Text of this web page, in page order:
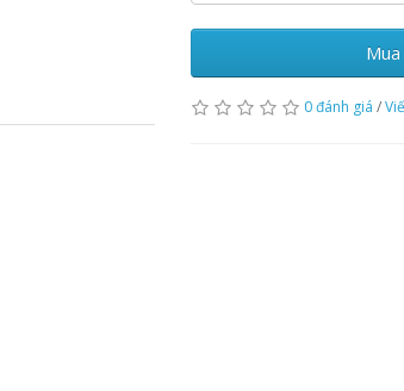
0 đánh giá /